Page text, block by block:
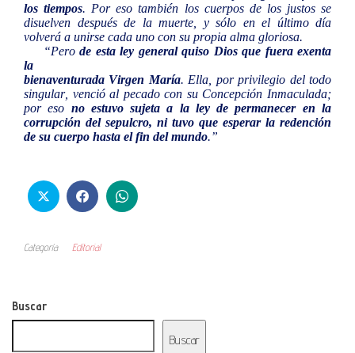
los tiempos. Por eso también los cuerpos de los justos se
disuelven después de la muerte, y sólo en el último día
volverá a unirse cada uno con su propia alma gloriosa.
“Perode esta ley general quiso Dios que fuera exenta
la
bienaventurada Virgen María. Ella, por privilegio del todo
singular, venció al pecado con su Concepción Inmaculada;
por eso no estuvo sujeta a la ley de permanecer en la
corrupción del sepulcro, ni tuvo que esperar la redención
de su cuerpo hasta el fin del mundo.”
Categoría Editorial
Buscar
Buscar